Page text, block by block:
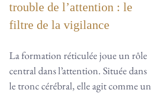
trouble de l’attention : le
filtre de la vigilance
La formation réticulée joue un rôle
central dans l’attention. Située dans
le tronc cérébral, elle agit comme un